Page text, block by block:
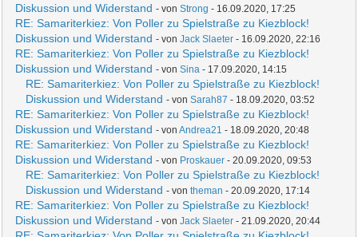
Diskussion und Widerstand - vonStrong - 16.09.2020, 17:25
RE: Samariterkiez: Von Poller zu Spielstraße zu Kiezblock!
Diskussion und Widerstand - vonJack Slaeter - 16.09.2020, 22:16
RE: Samariterkiez: Von Poller zu Spielstraße zu Kiezblock!
Diskussion und Widerstand - vonSina - 17.09.2020, 14:15
RE: Samariterkiez: Von Poller zu Spielstraße zu Kiezblock!
Diskussion und Widerstand - vonSarah87 - 18.09.2020, 03:52
RE: Samariterkiez: Von Poller zu Spielstraße zu Kiezblock!
Diskussion und Widerstand - vonAndrea21 - 18.09.2020, 20:48
RE: Samariterkiez: Von Poller zu Spielstraße zu Kiezblock!
Diskussion und Widerstand - von Proskauer - 20.09.2020, 09:53
RE: Samariterkiez: Von Poller zu Spielstraße zu Kiezblock!
Diskussion und Widerstand - vontheman - 20.09.2020, 17:14
RE: Samariterkiez: Von Poller zu Spielstraße zu Kiezblock!
Diskussion und Widerstand - vonJack Slaeter - 21.09.2020, 20:44